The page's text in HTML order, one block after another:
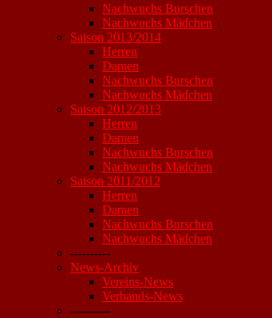
Nachwuchs Burschen
Nachwuchs Mädchen
Saison 2013/2014
Herren
Damen
Nachwuchs Burschen
Nachwuchs Mädchen
Saison 2012/2013
Herren
Damen
Nachwuchs Burschen
Nachwuchs Mädchen
Saison 2011/2012
Herren
Damen
Nachwuchs Burschen
Nachwuchs Mädchen
----------
News-Archiv
Vereins-News
Verbands-News
----------